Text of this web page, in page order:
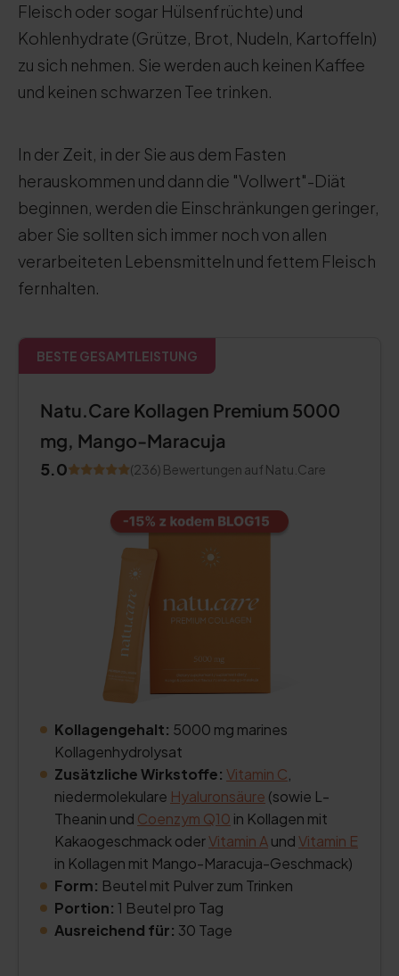
Fleisch oder sogar Hülsenfrüchte) und
Kohlenhydrate (Grütze, Brot, Nudeln, Kartoffeln)
zu sich nehmen. Sie werden auch keinen Kaffee
und keinen schwarzen Tee trinken.
In der Zeit, in der Sie aus dem Fasten
herauskommen und dann die "Vollwert"-Diät
beginnen, werden die Einschränkungen geringer,
aber Sie sollten sich immer noch von allen
verarbeiteten Lebensmitteln und fettem Fleisch
fernhalten.
BESTE GESAMTLEISTUNG
Natu.Care Kollagen Premium 5000
mg, Mango-Maracuja
5.0 (236) Bewertungen auf Natu.Care
Kollagengehalt: 5000 mg marines
Kollagenhydrolysat
Zusätzliche Wirkstoffe: Vitamin C
niedermolekulare Hyaluronsäure (sowie L-
Theanin und Coenzym Q10 in Kollagen mit
Kakaogeschmack oderVitamin AundVitamin E
in Kollagen mit Mango-Maracuja-Geschmack)
Form: Beutel mit Pulver zum Trinken
Portion: 1 Beutel pro Tag
Ausreichend für: 30 Tage